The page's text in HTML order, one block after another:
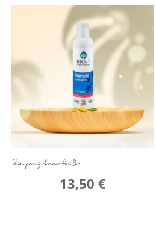
Shampooing cheveux fins Bio
13,50€